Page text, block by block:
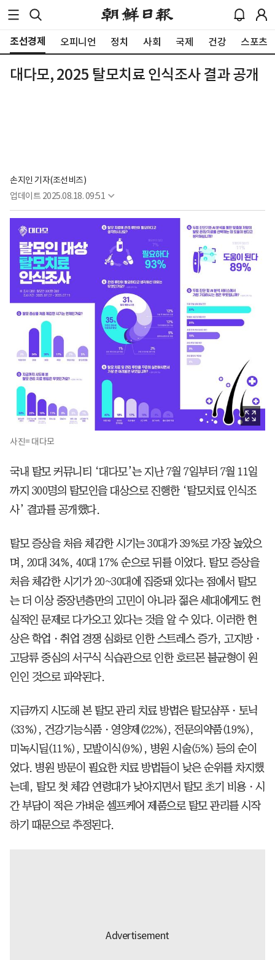
조선경제 오피니언 정치 사회 국제 건강 스포츠
대다모, 2025 탈모치료 인식조사 결과 공개
손지인 기자(조선비즈)
업데이트 2025.08.18. 09:51
사진= 대다모
국내 탈모 커뮤니티 ‘대다모’는 지난 7월 7일부터 7월 11일
까지 300명의 탈모인을 대상으로 진행한 ‘탈모치료 인식조
사’ 결과를 공개했다.
탈모 증상을 처음 체감한 시기는 30대가 39%로 가장 높았으
며, 20대 34%, 40대 17% 순으로 뒤를 이었다. 탈모 증상을
처음 체감한 시기가 20~30대에 집중돼 있다는 점에서 탈모
는 더 이상 중장년층만의 고민이 아니라 젊은 세대에게도 현
실적인 문제로 다가오고 있다는 것을 알 수 있다. 이러한 현
상은 학업ㆍ취업 경쟁 심화로 인한 스트레스 증가, 고지방ㆍ
고당류 중심의 서구식 식습관으로 인한 호르몬 불균형이 원
인인 것으로 파악된다.
지금까지 시도해 본 탈모 관리 치료 방법은 탈모샴푸ㆍ토닉
(33%), 건강기능식품ㆍ영양제(22%), 전문의약품(19%),
미녹시딜(11%), 모발이식(9%), 병원 시술(5%) 등의 순이
었다. 병원 방문이 필요한 치료 방법들이 낮은 순위를 차지했
는데, 탈모 첫 체감 연령대가 낮아지면서 탈모 초기 비용ㆍ시
간 부담이 적은 가벼운 셀프케어 제품으로 탈모 관리를 시작
하기 때문으로 추정된다.